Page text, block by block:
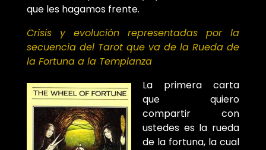
que les hagamos frente.
Crisis y evolución representadas por la
secuencia del Tarot que va de la Rueda de
la Fortuna a la Templanza
La primera carta
que quiero
compartir con
ustedes es la rueda
de la fortuna, la cual